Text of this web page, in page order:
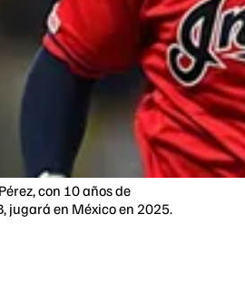
con 10 años de
jugará en México en 2025.